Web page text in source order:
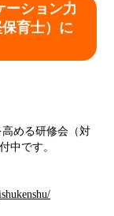
ーション力
育士）に
める研修会（対
中です。